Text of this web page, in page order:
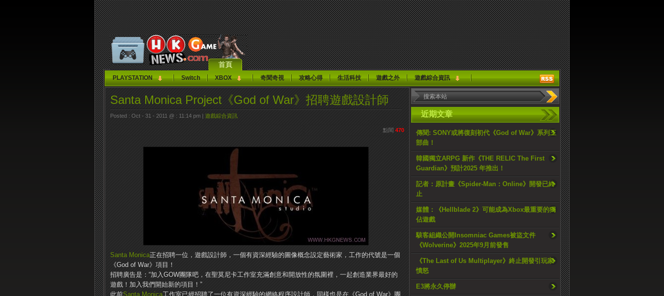
首頁
PLAYSTATION Switch XBOX 奇聞奇視 攻略心得 生活科技 遊戲之外 遊戲綜合資訊
近期文章
傳聞: SONY或將復刻初代《God of War》系列三
部曲！
韓國獨立ARPG 新作《THE RELIC The First
Guardian》預計2025 年推出！
記者：原計畫《Spider-Man：Online》開發已終
止
媒體：《Hellblade 2》可能成為Xbox最重要的獨
佔遊戲
駭客組織公開Insomniac Games被盜文件
《Wolverine》2025年9月前發售
《The Last of Us Multiplayer》終止開發引玩家
憤怒
E3將永久停辦
Santa Monica Project《God of War》招聘遊戲設計師
Posted : Oct - 31 - 2011 @ : 11:14 pm | 遊戲綜合資訊
點閱 470
Santa Monica正在招聘一位，遊戲設計師，一個有資深經驗的圖像概念設定藝術家，工作的代號是一個
《God of War》項目！
招聘廣告是：“加入GOW團隊吧，在聖莫尼卡工作室充滿創意和開放性的氛圍裡，一起創造業界最好的
遊戲！加入我們開始新的項目！”
此前Santa Monica工作室已經招聘了一位有資深經驗的網絡程序設計師，同樣也是在《God of War》團